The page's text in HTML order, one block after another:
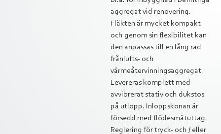
aggregat vid renovering.
Fläkten är mycket kompakt
och genom sin flexibilitet kan
den anpassas till en lång rad
frånlufts- och
värmeåtervinningsaggregat.
Levereras komplett med
avvibrerat stativ och dukstos
på utlopp. Inloppskonan är
försedd med flödesmätuttag.
Reglering för tryck- och / eller